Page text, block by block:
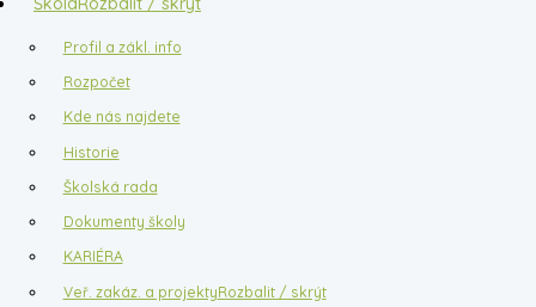
Profil a zákl. info
Rozpočet
Kde nás najdete
Historie
Školská rada
Dokumenty školy
KARIÉRA
Veř. zakáz. a projektyRozbalit / skrýt